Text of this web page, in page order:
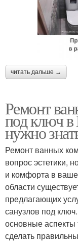
читать дальше →
Ремонт
под ключ
нужно
Ремонт ванных
вопрос эстетики,
и комфорта в
области
предлагающих
санузлов под
основные аспекты
сделать